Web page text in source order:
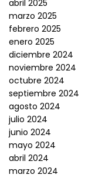
abril 2025
marzo 2025
febrero 2025
enero 2025
diciembre 2024
noviembre 2024
octubre 2024
septiembre 2024
agosto 2024
julio 2024
junio 2024
mayo 2024
abril 2024
marzo 2024